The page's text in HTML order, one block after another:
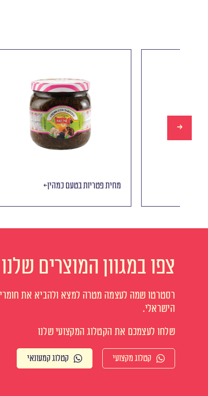
צפו במגוון המוצרים שלנו
רסטרטו שמה לעצמה מטרה למצא ולהביא את חומרי
הישראלי.
שלחו לעצמכם את הקטלוג המקצועי שלנו
קטלוג מקצועי קטלוג קמעונאי